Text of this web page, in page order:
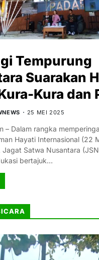
Tempurung
Suarakan
Kura dan
25 MEI 2025
– Dalam rangka
Hayati Internasional (22
Jagat Satwa Nusantara
bertajuk…